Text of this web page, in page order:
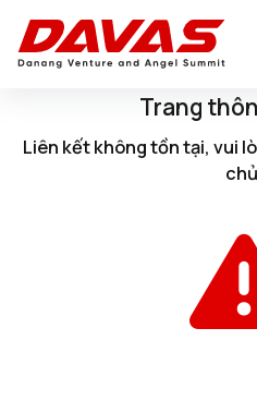
Trang
Liên kết không tồn tại, vui
chủ